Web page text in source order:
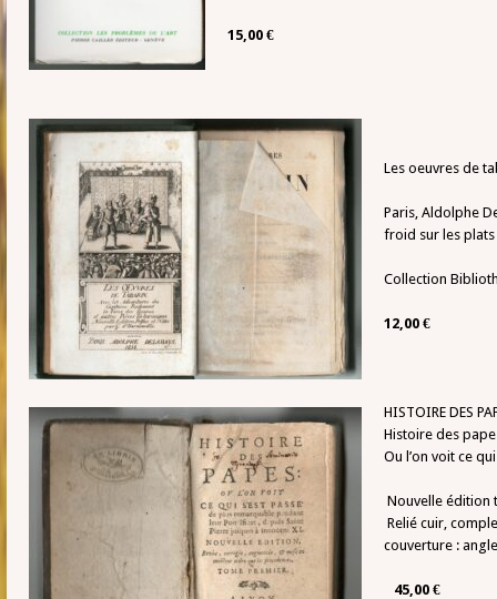
15,00 €
Les oeuvres de
Paris, Aldolphe
froid sur les plats
Collection
12,00 €
HISTOIRE DES
Histoire des
Ou l’on voit ce
Nouvelle édition
Relié cuir,
couverture :
45,00 €